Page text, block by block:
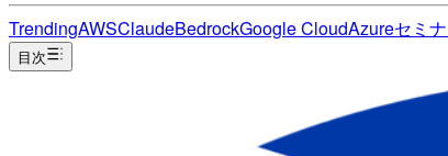
TrendingAWSClaudeBedrockGoogle CloudAzureセミ
目次